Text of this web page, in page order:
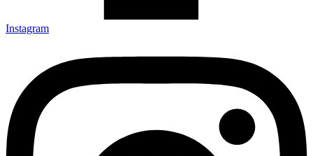
Instagram